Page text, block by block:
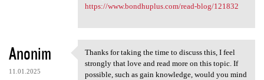
https://www.bondhuplus.com/read-blog/121832
Anonim
11.01.2025
Thanks for taking the time to
Thanks for taking the time to discuss this, I feel
strongly that love and read more on this topic. If
possible, such as gain knowledge, would you mind